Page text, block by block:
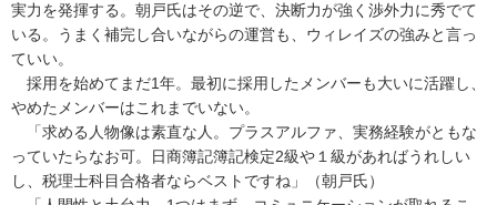
実力を発揮する。朝戸氏はその逆で、決断力が強く渉外力に秀でて
いる。うまく補完し合いながらの運営も、ウィレイズの強みと言っ
ていい。
採用を始めてまだ1年。最初に採用したメンバーも大いに活躍し、
やめたメンバーはこれまでいない。
「求める人物像は素直な人。プラスアルファ、実務経験がともな
っていたらなお可。日商簿記簿記検定2級や１級があればうれしい
し、税理士科目合格者ならベストですね」（朝戸氏）